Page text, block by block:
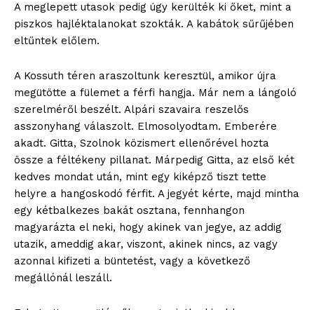
A meglepett utasok pedig úgy kerülték ki őket, mint a
piszkos hajléktalanokat szokták. A kabátok sűrűjében
eltűntek előlem.
A Kossuth téren araszoltunk keresztül, amikor újra
megütötte a fülemet a férfi hangja. Már nem a lángoló
szerelméről beszélt. Alpári szavaira reszelős
asszonyhang válaszolt. Elmosolyodtam. Emberére
akadt. Gitta, Szolnok közismert ellenőrével hozta
össze a féltékeny pillanat. Márpedig Gitta, az első két
kedves mondat után, mint egy kiképző tiszt tette
helyre a hangoskodó férfit. A jegyét kérte, majd mintha
egy kétbalkezes bakát osztana, fennhangon
magyarázta el neki, hogy akinek van jegye, az addig
utazik, ameddig akar, viszont, akinek nincs, az vagy
azonnal kifizeti a büntetést, vagy a következő
megállónál leszáll.